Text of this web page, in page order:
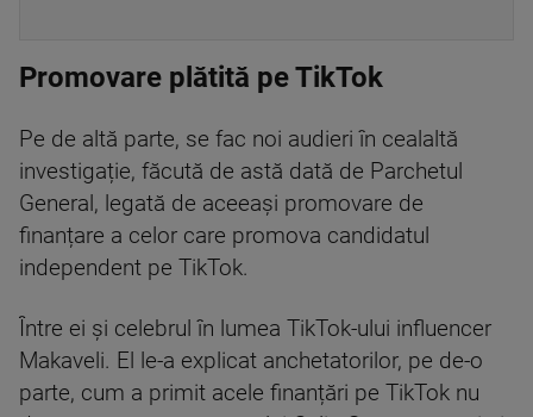
Promovare plătită pe TikTok
Pe de altă parte, se fac noi audieri în cealaltă
investigație, făcută de astă dată de Parchetul
General, legată de aceeași promovare de
finanțare a celor care promova candidatul
independent pe TikTok.
Între ei și celebrul în lumea TikTok-ului influencer
Makaveli. El le-a explicat anchetatorilor, pe de-o
parte, cum a primit acele finanțări pe TikTok nu